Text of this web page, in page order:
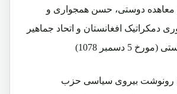
دوستی، حسن همجواری و
دمکراتیک افغانستان و اتحاد جماهیر
5 دسمبر 1078)
رونوشت بیروی سیاسی حزب